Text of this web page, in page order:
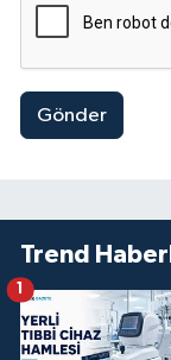
Gönder
Trend
1